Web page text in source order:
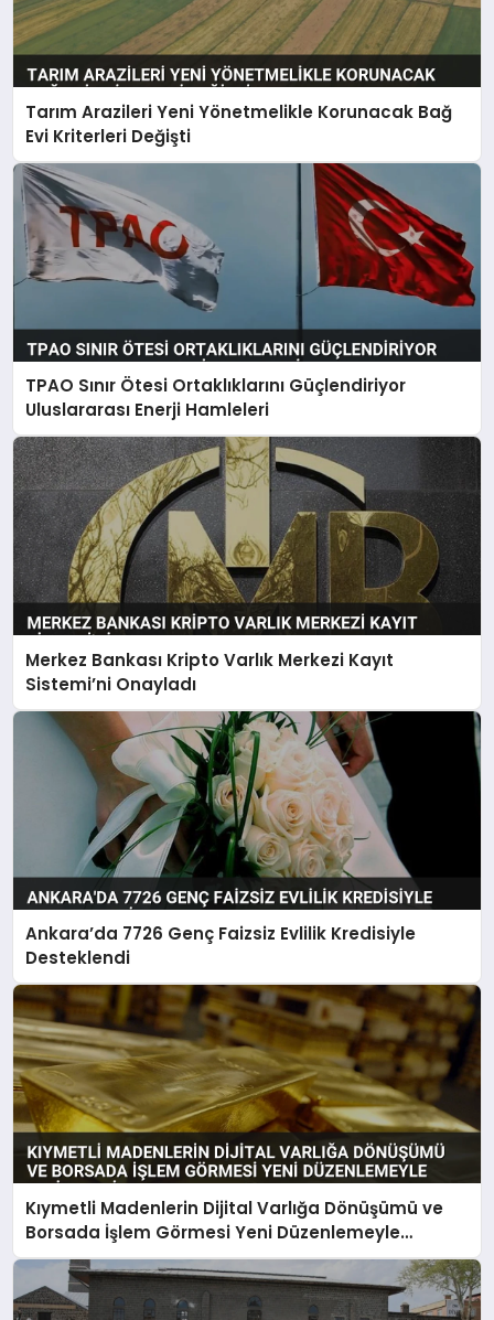
Tarım Arazileri Yeni Yönetmelikle Korunacak Bağ
Evi Kriterleri Değişti
TPAO Sınır Ötesi Ortaklıklarını Güçlendiriyor
Uluslararası Enerji Hamleleri
Merkez Bankası Kripto Varlık Merkezi Kayıt
Sistemi’ni Onayladı
Ankara’da 7726 Genç Faizsiz Evlilik Kredisiyle
Desteklendi
Kıymetli Madenlerin Dijital Varlığa Dönüşümü ve
Borsada İşlem Görmesi Yeni Düzenlemeyle
Belirlendi